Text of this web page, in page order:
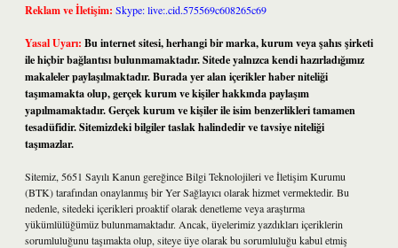
Reklam ve İletişim: Skype: live:.cid.575569c608265c69
Yasal Uyarı: Bu internet sitesi, herhangi bir marka, kurum veya şahıs şirketi
ile hiçbir bağlantısı bulunmamaktadır. Sitede yalnızca kendi hazırladığımız
makaleler paylaşılmaktadır. Burada yer alan içerikler haber niteliği
taşımamakta olup, gerçek kurum ve kişiler hakkında paylaşım
yapılmamaktadır. Gerçek kurum ve kişiler ile isim benzerlikleri tamamen
tesadüfidir. Sitemizdeki bilgiler taslak halindedir ve tavsiye niteliği
taşımazlar.
Sitemiz, 5651 Sayılı Kanun gereğince Bilgi Teknolojileri ve İletişim Kurumu
(BTK) tarafından onaylanmış bir Yer Sağlayıcı olarak hizmet vermektedir. Bu
nedenle, sitedeki içerikleri proaktif olarak denetleme veya araştırma
yükümlülüğümüz bulunmamaktadır. Ancak, üyelerimiz yazdıkları içeriklerin
sorumluluğunu taşımakta olup, siteye üye olarak bu sorumluluğu kabul etmiş